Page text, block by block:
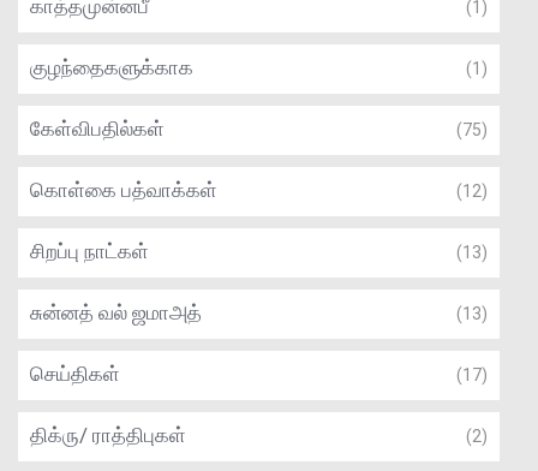
காத்தமுன்னபீ (1)
குழந்தைகளுக்காக (1)
கேள்விபதில்கள் (75)
கொள்கை பத்வாக்கள் (12)
சிறப்பு நாட்கள் (13)
சுன்னத் வல் ஜமாஅத் (13)
செய்திகள் (17)
திக்ரு/ ராத்திபுகள் (2)